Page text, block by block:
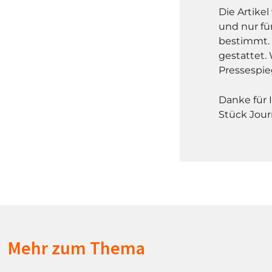
Die
und nur
bestimmt.
gestattet.
Danke für
Stück
Mehr zum Thema